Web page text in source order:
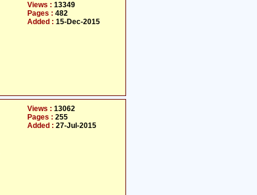
Views : 13349
Pages : 482
Added : 15-Dec-2015
Views : 13062
Pages : 255
Added : 27-Jul-2015